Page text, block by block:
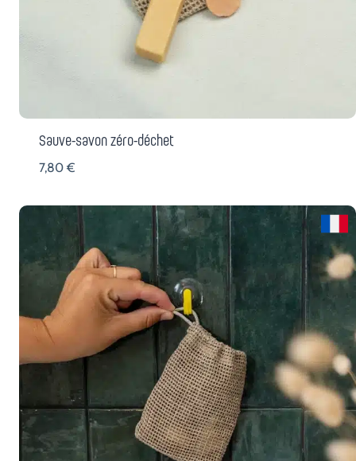
Sauve-savon zéro-déchet
7,80€